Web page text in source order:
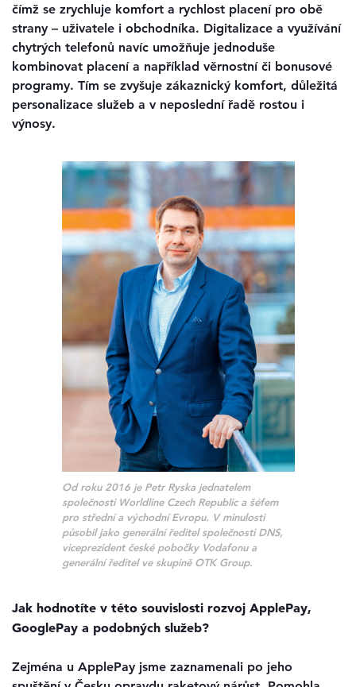
čímž se zrychluje komfort a rychlost placení pro obě
strany – uživatele i obchodníka. Digitalizace a využívání
chytrých telefonů navíc umožňuje jednoduše
kombinovat placení a například věrnostní či bonusové
programy. Tím se zvyšuje zákaznický komfort, důležitá
personalizace služeb a v neposlední řadě rostou i
výnosy.
Od roku 2016 je Petr Ryska jednatelem
společnosti Worldline Czech Republic a šéfem
pro střední a východní Evropu. V minulosti
působil jako generální ředitel společnosti DNS,
viceprezident české pobočky Vodafonu a
generální ředitel ve skupině OTK Group.
Jak hodnotíte v této souvislosti rozvoj ApplePay,
GooglePay a podobných služeb?
Zejména u ApplePay jsme zaznamenali po jeho